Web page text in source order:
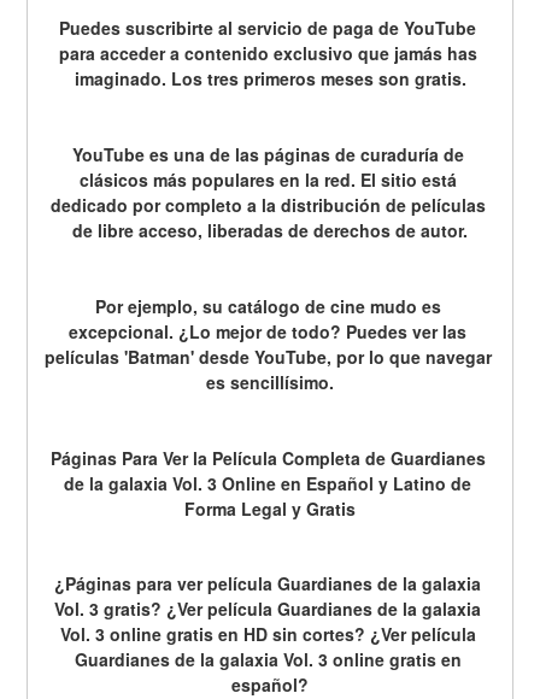
Puedes suscribirte al servicio de paga de YouTube
para acceder a contenido exclusivo que jamás has
imaginado. Los tres primeros meses son gratis.
YouTube es una de las páginas de curaduría de
clásicos más populares en la red. El sitio está
dedicado por completo a la distribución de películas
de libre acceso, liberadas de derechos de autor.
Por ejemplo, su catálogo de cine mudo es
excepcional. ¿Lo mejor de todo? Puedes ver las
películas 'Batman' desde YouTube, por lo que navegar
es sencillísimo.
Páginas Para Ver la Película Completa de Guardianes
de la galaxia Vol. 3 Online en Español y Latino de
Forma Legal y Gratis
¿Páginas para ver película Guardianes de la galaxia
Vol. 3 gratis? ¿Ver película Guardianes de la galaxia
Vol. 3 online gratis en HD sin cortes? ¿Ver película
Guardianes de la galaxia Vol. 3 online gratis en
español?